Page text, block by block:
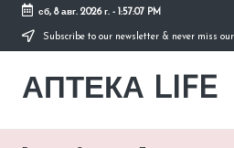
Перейти
содержимому
сб, 8 авг. 2026 г.- 1:57:08 PM
Subscribe to our newsletter & never miss
АПТЕКА LIFE
сайт